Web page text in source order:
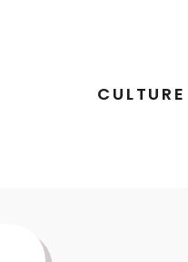
CULTURE